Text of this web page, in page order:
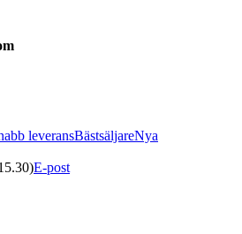
leveransBästsäljareNya
E-post